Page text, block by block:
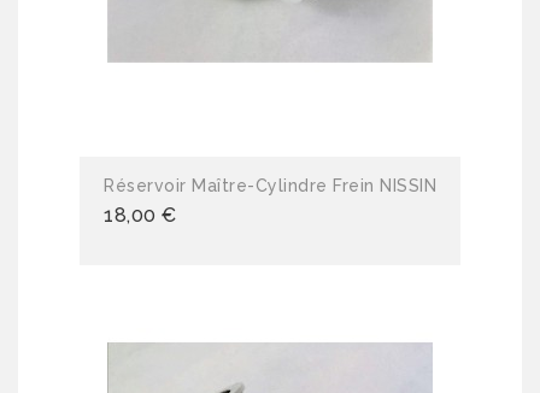
Réservoir Maître-Cylindre Frein NISSIN
18,00 €